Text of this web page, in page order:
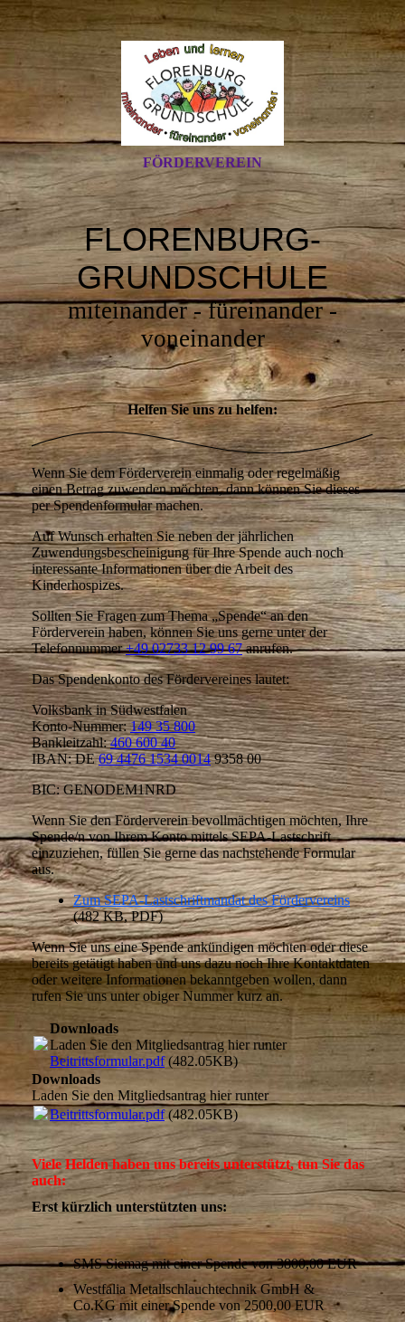
FÖRDERVEREIN
FLORENBURG-
GRUNDSCHULE
miteinander - füreinander -
voneinander
Helfen Sie uns zu helfen:
Wenn Sie dem Förderverein einmalig oder regelmäßig
einen Betrag zuwenden möchten, dann können Sie dieses
per Spendenformular machen.
Auf Wunsch erhalten Sie neben der jährlichen
Zuwendungsbescheinigung für Ihre Spende auch noch
interessante Informationen über die Arbeit des
Kinderhospizes.
Sollten Sie Fragen zum Thema „Spende“ an den
Förderverein haben, können Sie uns gerne unter der
Telefonnummer+49 02733 12 99 67anrufen.
Das Spendenkonto des Fördervereines lautet:
Volksbank in Südwestfalen
Konto-Nummer:149 35 800
Bankleitzahl:460 600 40
IBAN: DE69 4476 1534 00149358 00
BIC: GENODEM1NRD
Wenn Sie den Förderverein bevollmächtigen möchten, Ihre
Spende/n von Ihrem Konto mittels SEPA-Lastschrift
einzuziehen, füllen Sie gerne das nachstehende Formular
aus.
Zum SEPA-Lastschriftmandat des Fördervereins
(482 KB, PDF)
Wenn Sie uns eine Spende ankündigen möchten oder diese
bereits getätigt haben und uns dazu noch Ihre Kontaktdaten
oder weitere Informationen bekanntgeben wollen, dann
rufen Sie uns unter obiger Nummer kurz an.
Downloads
Laden Sie den Mitgliedsantrag hier runter
Beitrittsformular.pdf(482.05KB)
Downloads
Laden Sie den Mitgliedsantrag hier runter
Beitrittsformular.pdf(482.05KB)
Viele Helden haben uns bereits unterstützt, tun Sie das
auch:
Erst kürzlich unterstützten uns:
SMS Siemag mit einer Spende von 3800,00 EUR
Westfalia Metallschlauchtechnik GmbH &
Co.KG mit einer Spende von 2500,00 EUR